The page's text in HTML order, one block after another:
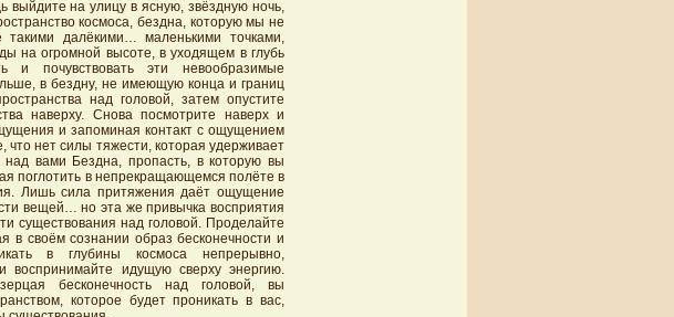
выйдите на улицу в ясную, звёздную ночь,
космоса, бездна, которую мы не
далёкими… маленькими точками,
на огромной высоте, в уходящем в глубь
и почувствовать эти невообразимые
в бездну, не имеющую конца и границ
над головой, затем опустите
наверху. Снова посмотрите наверх и
и запоминая контакт с ощущением
что нет силы тяжести, которая удерживает
вами Бездна, пропасть, в которую вы
поглотить в непрекращающемся полёте в
Лишь сила притяжения даёт ощущение
вещей… но эта же привычка восприятия
существования над головой. Проделайте
своём сознании образ бесконечности и
в глубины космоса непрерывно,
воспринимайте идущую сверху энергию.
бесконечность над головой, вы
которое будет проникать в вас,